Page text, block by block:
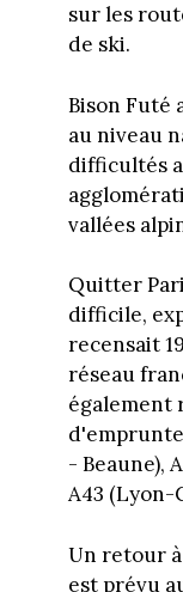
sur les
de ski.
Bison Futé
au niveau
difficultés
vallées
Quitter
difficile,
recensait
réseau
également
- Beaune),
A43 (Lyon-
Un retour
est prévu